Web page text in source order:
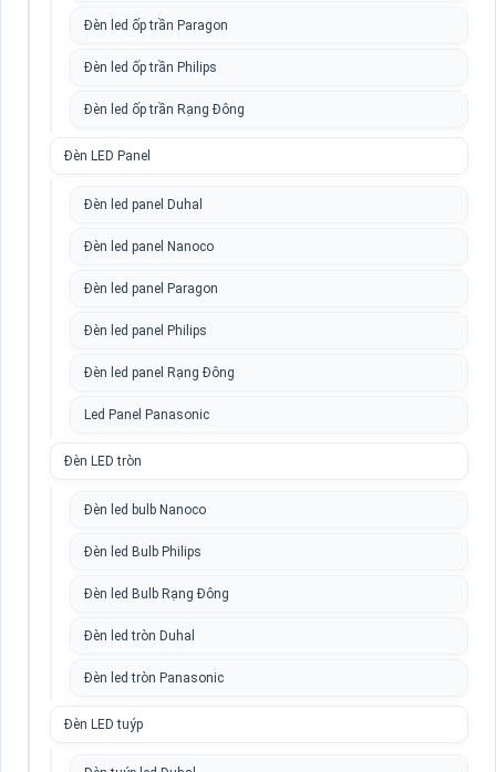
Đèn led ốp trần Paragon
Đèn led ốp trần Philips
Đèn led ốp trần Rạng Đông
Đèn LED Panel
Đèn led panel Duhal
Đèn led panel Nanoco
Đèn led panel Paragon
Đèn led panel Philips
Đèn led panel Rạng Đông
Led Panel Panasonic
Đèn LED tròn
Đèn led bulb Nanoco
Đèn led Bulb Philips
Đèn led Bulb Rạng Đông
Đèn led tròn Duhal
Đèn led tròn Panasonic
Đèn LED tuýp